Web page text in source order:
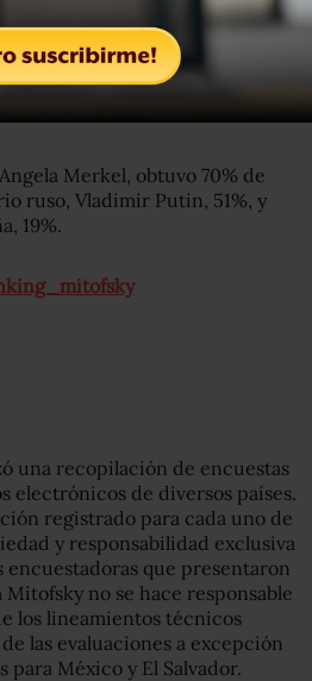
Mitofsky, el cual revela la
opinión pública a sus
el presidente de Estados
obtuvo 44 puntos de 100 y Dilma
Merkel, obtuvo 70% de
ruso, Vladimir Putin, 51%, y
19%.
una recopilación de encuestas
electrónicos de diversos países.
registrado para cada uno de
y responsabilidad exclusiva
encuestadoras que presentaron
Mitofsky no se hace responsable
los lineamientos técnicos
las evaluaciones a excepción
para México y El Salvador.